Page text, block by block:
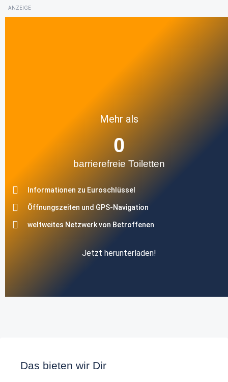
ANZEIGE
Mehr als
barrierefreie Toiletten
0
Informationen zu Euroschlüssel
Öffnungszeiten und GPS-Navigation
weltweites Netzwerk von Betroffenen
Jetzt herunterladen!
Das bieten wir Dir